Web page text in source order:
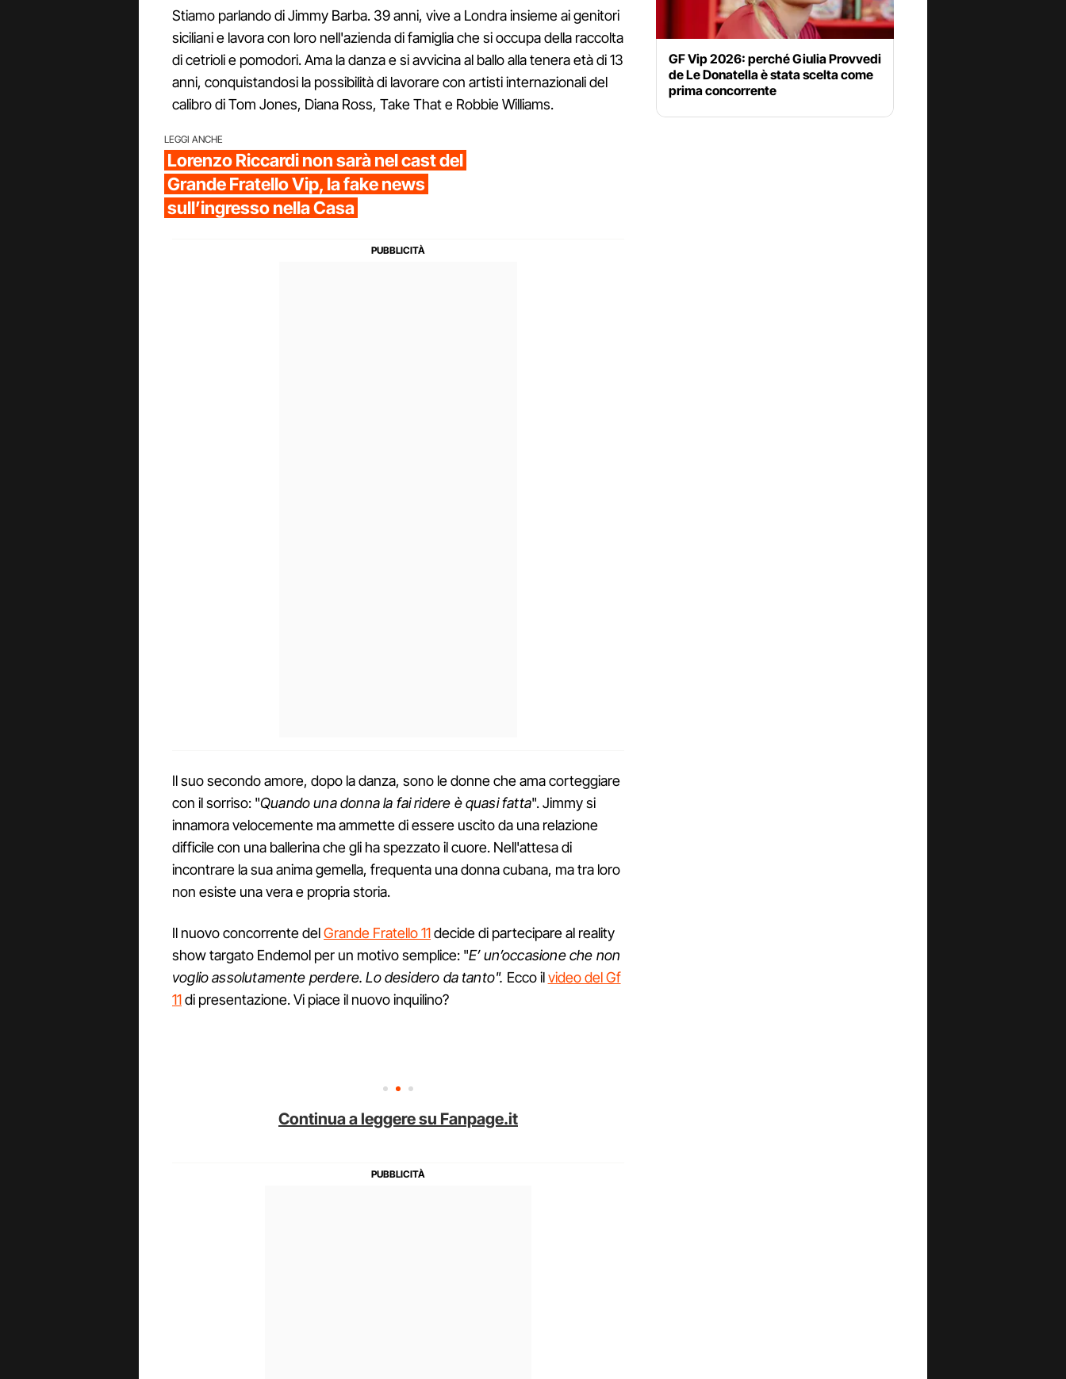
Stiamo parlando di Jimmy Barba. 39 anni, vive a Londra insieme ai genitori
siciliani e lavora con loro nell'azienda di famiglia che si occupa della raccolta
di cetrioli e pomodori. Ama la danza e si avvicina al ballo alla tenera età di 13
anni, conquistandosi la possibilità di lavorare con artisti internazionali del
calibro di Tom Jones, Diana Ross, Take That e Robbie Williams.
LEGGI ANCHE
Lorenzo Riccardi non sarà nel cast del
Grande Fratello Vip, la fake news
sull’ingresso nella Casa
Il suo secondo amore, dopo la danza, sono le donne che ama corteggiare
con il sorriso: "Quando una donna la fai ridere è quasi fatta". Jimmy si
innamora velocemente ma ammette di essere uscito da una relazione
difficile con una ballerina che gli ha spezzato il cuore. Nell'attesa di
incontrare la sua anima gemella, frequenta una donna cubana, ma tra loro
non esiste una vera e propria storia.
Il nuovo concorrente delGrande Fratello 11decide di partecipare al reality
show targato Endemol per un motivo semplice: "E’ un’occasione che non
voglio assolutamente perdere. Lo desidero da tanto". Ecco ilvideo del Gf
11di presentazione. Vi piace il nuovo inquilino?
Continua a leggere su Fanpage.it
GF Vip 2026: perché Giulia Provvedi
de Le Donatella è stata scelta come
prima concorrente